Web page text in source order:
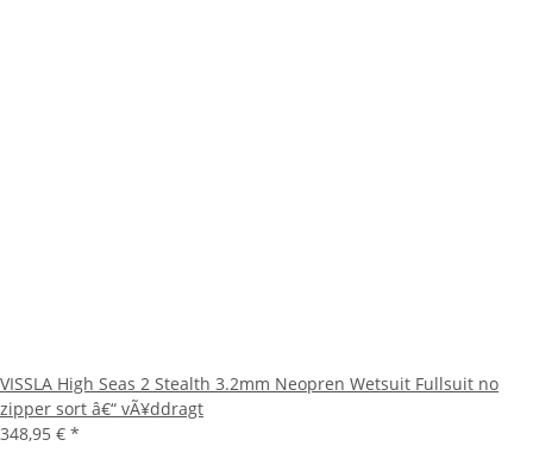
VISSLA High Seas 2 Stealth 3.2mm Neopren Wetsuit Fullsuit no
zipper sort â€“ vÃ¥ddragt
348,95 € *